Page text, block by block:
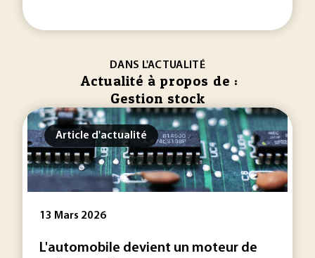
DANS L'ACTUALITÉ
Actualité à propos de :
Gestion stock
Article d'actualité
13 Mars 2026
L'automobile devient un moteur de